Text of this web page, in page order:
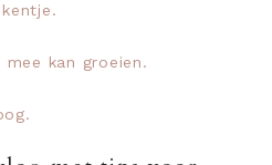
kan groeien.